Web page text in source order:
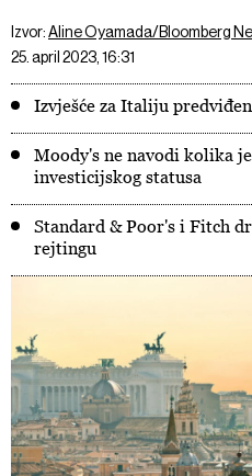
Izvor:Aline Oyamada/Bloomberg
25. april 2023, 16:31
Izvješće za Italiju
Moody's ne navodi kolika
investicijskog statusa
Standard & Poor's i Fitch
rejtingu